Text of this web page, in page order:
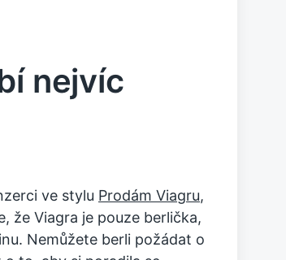
nejvíc
ve stylu Prodám Viagru,
že Viagra je pouze berlička,
Nemůžete berli požádat o